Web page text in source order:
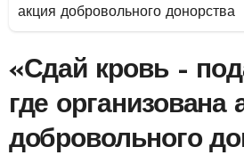
акция добровольного донорства
«Сдай кровь –
где организована
добровольного